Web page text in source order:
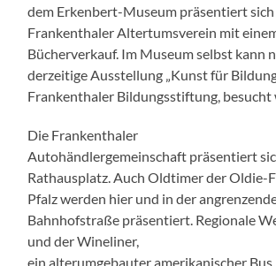
dem Erkenbert-Museum präsentiert
Frankenthaler Altertumsverein mit
Bücherverkauf. Im Museum selbst kann
derzeitige Ausstellung „Kunst für
Frankenthaler Bildungsstiftung, besucht
Die Frankenthaler
Autohändlergemeinschaft präsentiert
Rathausplatz. Auch Oldtimer der Oldie-
Pfalz werden hier und in der
Bahnhofstraße präsentiert. Regionale
und der Wineliner,
ein alterumgebauter amerikanischer